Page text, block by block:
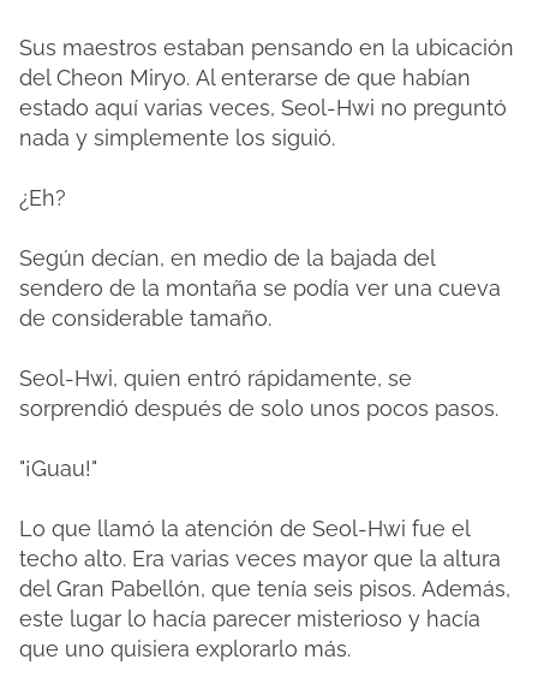
Sus maestros estaban pensando en la ubicación
del Cheon Miryo. Al enterarse de que habían
estado aquí varias veces, Seol-Hwi no preguntó
nada y simplemente los siguió.
¿Eh?
Según decían, en medio de la bajada del
sendero de la montaña se podía ver una cueva
de considerable tamaño.
Seol-Hwi, quien entró rápidamente, se
sorprendió después de solo unos pocos pasos.
"¡Guau!"
Lo que llamó la atención de Seol-Hwi fue el
techo alto. Era varias veces mayor que la altura
del Gran Pabellón, que tenía seis pisos. Además,
este lugar lo hacía parecer misterioso y hacía
que uno quisiera explorarlo más.